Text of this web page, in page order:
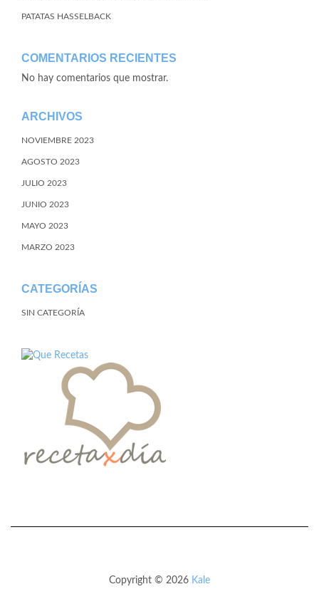
PATATAS HASSELBACK
COMENTARIOS RECIENTES
No hay comentarios que mostrar.
ARCHIVOS
NOVIEMBRE 2023
AGOSTO 2023
JULIO 2023
JUNIO 2023
MAYO 2023
MARZO 2023
CATEGORÍAS
SIN CATEGORÍA
Copyright © 2026 Kale